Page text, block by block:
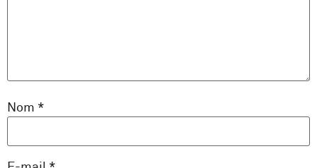
Nom *